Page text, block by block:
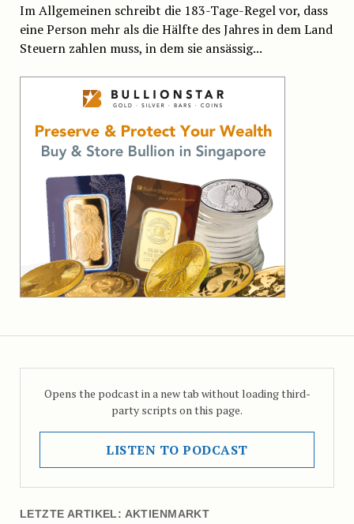
Im Allgemeinen schreibt die 183-Tage-Regel vor, dass
eine Person mehr als die Hälfte des Jahres in dem Land
Steuern zahlen muss, in dem sie ansässig...
Opens the podcast in a new tab without loading third-
party scripts on this page.
LISTEN TO PODCAST
LETZTE ARTIKEL: AKTIENMARKT